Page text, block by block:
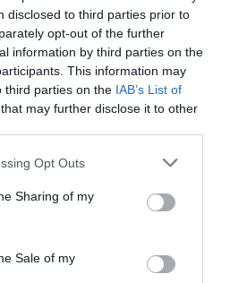
disclosed to third parties prior to
opt-out of the further
information by third parties on the
This information may
third parties on the IAB’s List of
that may further disclose it to other
Opt Outs
Sharing of my
Sale of my